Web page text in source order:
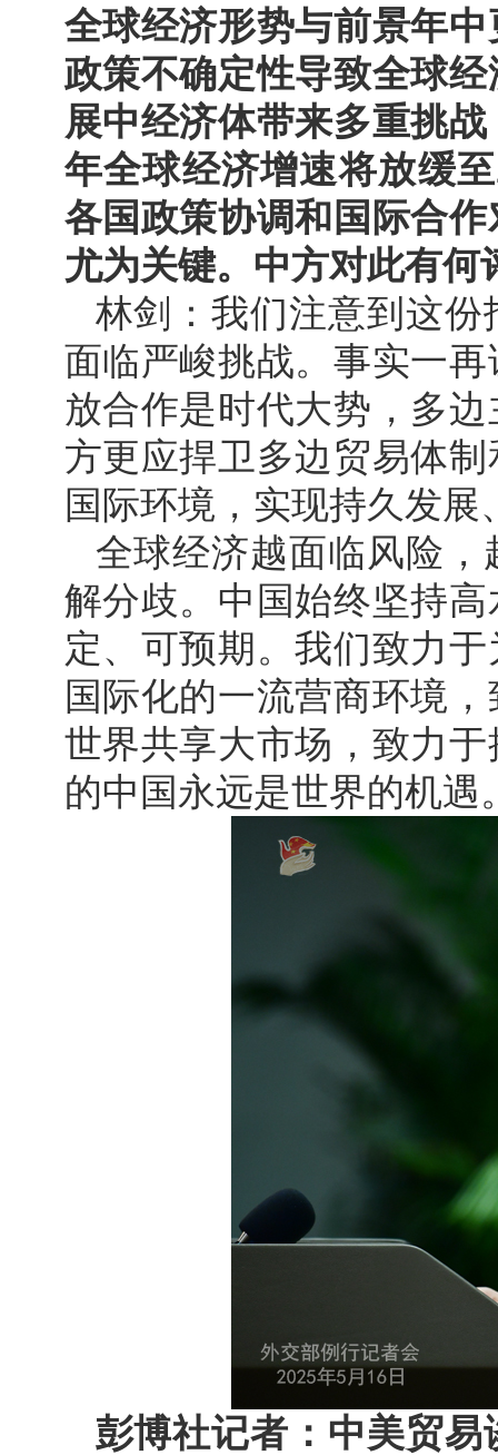
全球经济形势与前景年
政策不确定性导致全球
展中经济体带来多重挑
年全球经济增速将放缓
各国政策协调和国际合
尤为关键。中方对此有何
林剑：我们注意到这
面临严峻挑战。事实一
放合作是时代大势，多
方更应捍卫多边贸易体
国际环境，实现持久发展
全球经济越面临风险
解分歧。中国始终坚持
定、可预期。我们致力
国际化的一流营商环境
世界共享大市场，致力
的中国永远是世界的机遇
彭博社记者：中美贸